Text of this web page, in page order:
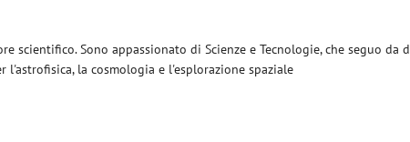
scientifico. Sono appassionato di Scienze e Tecnologie, che seguo da
l'astrofisica, la cosmologia e l'esplorazione spaziale